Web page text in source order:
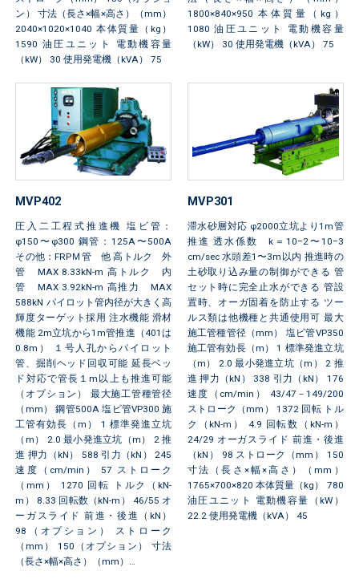
ン） 寸法（長さ×幅×高さ）（mm）
2040×1020×1040 本体質量（kg）
1590 油圧ユニット 電動機容量
（kW） 30 使用発電機（kVA） 75
1800×840×950 本体質量（kg）
1080 油圧ユニット 電動機容量
（kW） 30 使用発電機（kVA） 75
MVP402
圧入二工程式推進機 塩ビ管：
φ150〜φ300 鋼管：125A〜500A
その他：FRPＭ管 他 高トルク 外
管 MAX 8.33kN-m 高トルク 内
管 MAX 3.92kN-m 高推力 MAX
588kN パイロット管内径が大きく高
輝度ターゲット採用 注水機能 滑材
機能 2m立坑から1m管推進（401は
0.8m） １号人孔からパイロット
管、掘削ヘッド回収可能 延長ベッ
ド対応で管長１m以上も推進可能
（オプション） 最大施工管種管径
（mm） 鋼管500A 塩ビ管VP300 施
工管有効長（m） 1 標準発進立坑
（m） 2.0 最小発進立坑（m） 2 推
進 押力（kN） 588 引力（kN） 245
速度（cm/min） 57 ストローク
（mm） 1270 回転 トルク（kN-
m） 8.33 回転数（kN-m） 46/55 オ
ーガスライド 前進・後進（kN）
98（オプション） ストローク
（mm） 150（オプション） 寸法
（長さ×幅×高さ）（mm）…
MVP301
滞水砂層対応 φ2000立坑より1m管
推進 透水係数 k＝10−2〜10−3
cm/sec 水頭差1〜3m以内 推進時の
土砂取り込み量の制御ができる 管
セット時に完全止水ができる 管設
置時、オーガ固着を防止する ツー
ルス類は他機種と共通使用可 最大
施工管種管径（mm） 塩ビ管VP350
施工管有効長（m） 1 標準発進立坑
（m） 2.0 最小発進立坑（m） 2 推
進 押力（kN） 338 引力（kN） 176
速度（cm/min） 43/47－149/200
ストローク（mm） 1372 回転 トル
ク（kN-m） 4.9 回転数（kN-m）
24/29 オーガスライド 前進・後進
（kN） 98 ストローク（mm） 150
寸法（長さ×幅×高さ）（mm）
1765×700×820 本体質量（kg） 780
油圧ユニット 電動機容量（kW）
22.2 使用発電機（kVA） 45